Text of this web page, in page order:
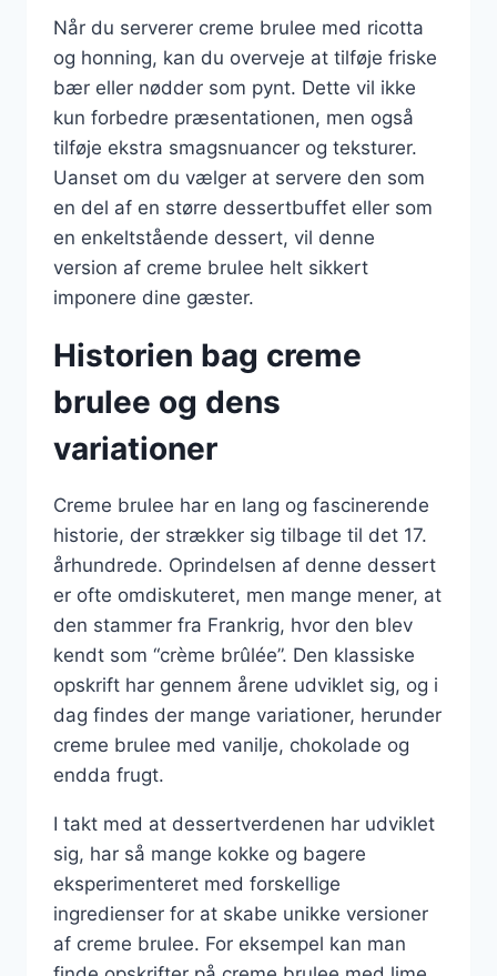
Når du serverer creme brulee med ricotta
og honning, kan du overveje at tilføje friske
bær eller nødder som pynt. Dette vil ikke
kun forbedre præsentationen, men også
tilføje ekstra smagsnuancer og teksturer.
Uanset om du vælger at servere den som
en del af en større dessertbuffet eller som
en enkeltstående dessert, vil denne
version af creme brulee helt sikkert
imponere dine gæster.
Historien bag creme
brulee og dens
variationer
Creme brulee har en lang og fascinerende
historie, der strækker sig tilbage til det 17.
århundrede. Oprindelsen af denne dessert
er ofte omdiskuteret, men mange mener, at
den stammer fra Frankrig, hvor den blev
kendt som “crème brûlée”. Den klassiske
opskrift har gennem årene udviklet sig, og i
dag findes der mange variationer, herunder
creme brulee med vanilje, chokolade og
endda frugt.
I takt med at dessertverdenen har udviklet
sig, har så mange kokke og bagere
eksperimenteret med forskellige
ingredienser for at skabe unikke versioner
af creme brulee. For eksempel kan man